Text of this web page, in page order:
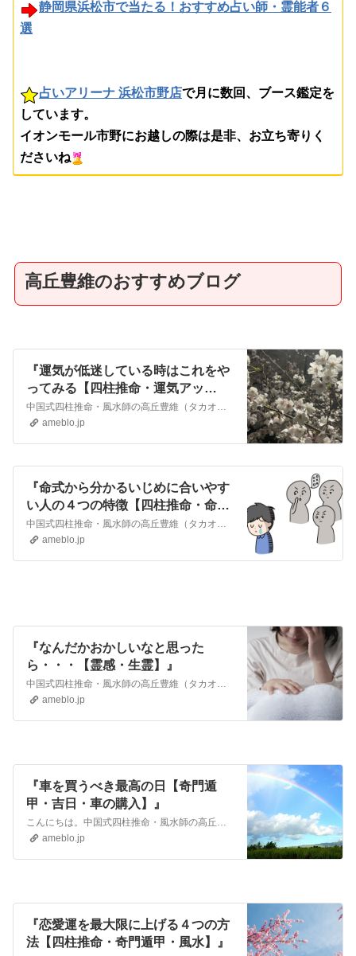
静岡県浜松市で当たる！おすすめ占い師・霊能者６
選
占いアリーナ 浜松市野店で月に数回、ブース鑑定を
しています。
イオンモール市野にお越しの際は是非、お立ち寄りく
ださいね
高丘豊維のおすすめブログ
『運気が低迷している時はこれをや
ってみる【四柱推命・運気アッ
プ】』
中国式四柱推命・風水師の高丘豊維（タカオカユイ）です。 今回は運気が低迷した時の対策みたいなことをお話していきたいと思います。 ちなみに４月に入って桜が綺麗な…
ameblo.jp
『命式から分かるいじめに合いやす
い人の４つの特徴【四柱推命・命
式】』
中国式四柱推命・風水師の高丘豊維（タカオカユイ）です。 今日はいじめ問題について触れていきたいと思います。 私は普段、ほとんどテレビを見ることはないのですが、…
ameblo.jp
『なんだかおかしいなと思った
ら・・・【霊感・生霊】』
中国式四柱推命・風水師の高丘豊維（タカオカユイ）です。 元気なのになんだか体がおかしいな・・・と思ったことはありませんか？思ったように体が動かない、重たい。 …
ameblo.jp
『車を買うべき最高の日【奇門遁
甲・吉日・車の購入】』
こんにちは。中国式四柱推命・風水師の高丘豊維（タカオカユイ）です。 今日は 車を購入することであなたの運気に影響を与えて、場合によっては不幸を招く可能性がある…
ameblo.jp
『恋愛運を最大限に上げる４つの方
法【四柱推命・奇門遁甲・風水】』